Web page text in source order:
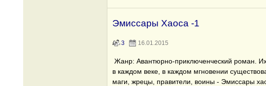
Эмиссары Хаоса -1
3 16.01.2015
Жанр: Авантюрно-приключенческий роман.
в каждом веке, в каждом мгновении
маги, жрецы, правители, воины - Эмиссары